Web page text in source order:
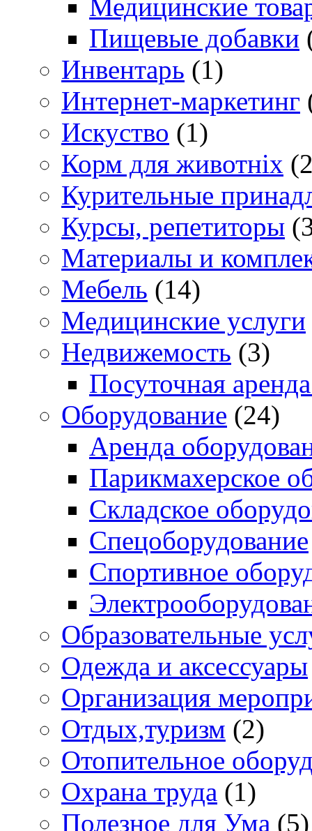
Медицинские
Пищевые добавки
Инвентарь (1)
Интернет-маркетинг
Искуство (1)
Корм для животніх
Курительные
Курсы, репетиторы
Материалы и
Мебель (14)
Медицинские услуги
Недвижемость (3)
Посуточная
Оборудование (24)
Аренда
Парикмахерское
Складское
Спецоборудование
Спортивное
Образовательные
Одежда и аксессуары
Организация
Отдых,туризм (2)
Отопительное
Охрана труда (1)
Полезное для Ума (5)